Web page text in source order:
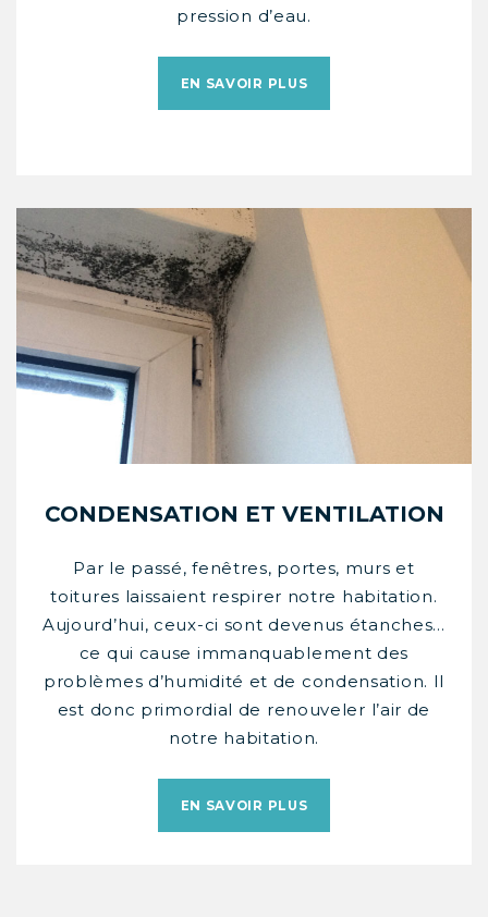
pression d’eau.
EN SAVOIR PLUS
CONDENSATION ET VENTILATION
Par le passé, fenêtres, portes, murs et
toitures laissaient respirer notre habitation.
Aujourd’hui, ceux-ci sont devenus étanches…
ce qui cause immanquablement des
problèmes d’humidité et de condensation. Il
est donc primordial de renouveler l’air de
notre habitation.
EN SAVOIR PLUS